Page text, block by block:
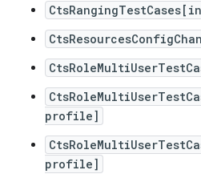
profile]
profile]